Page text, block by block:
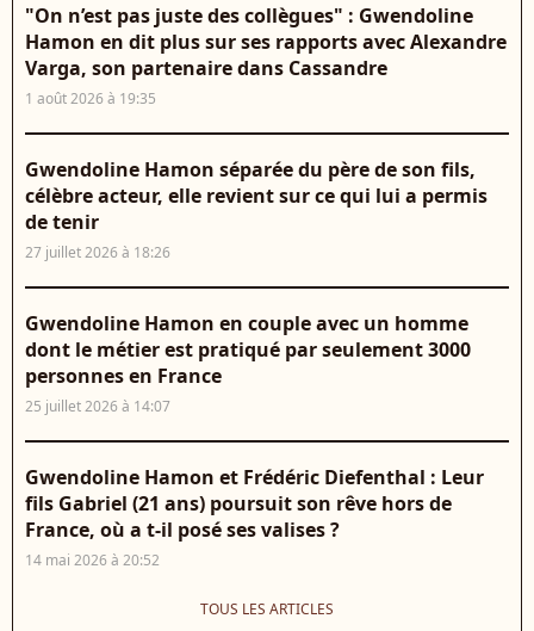
"On n’est pas juste des collègues" : Gwendoline
Hamon en dit plus sur ses rapports avec Alexandre
Varga, son partenaire dans Cassandre
1 août 2026 à 19:35
Gwendoline Hamon séparée du père de son fils,
célèbre acteur, elle revient sur ce qui lui a permis
de tenir
27 juillet 2026 à 18:26
Gwendoline Hamon en couple avec un homme
dont le métier est pratiqué par seulement 3000
personnes en France
25 juillet 2026 à 14:07
Gwendoline Hamon et Frédéric Diefenthal : Leur
fils Gabriel (21 ans) poursuit son rêve hors de
France, où a t-il posé ses valises ?
14 mai 2026 à 20:52
TOUS LES ARTICLES